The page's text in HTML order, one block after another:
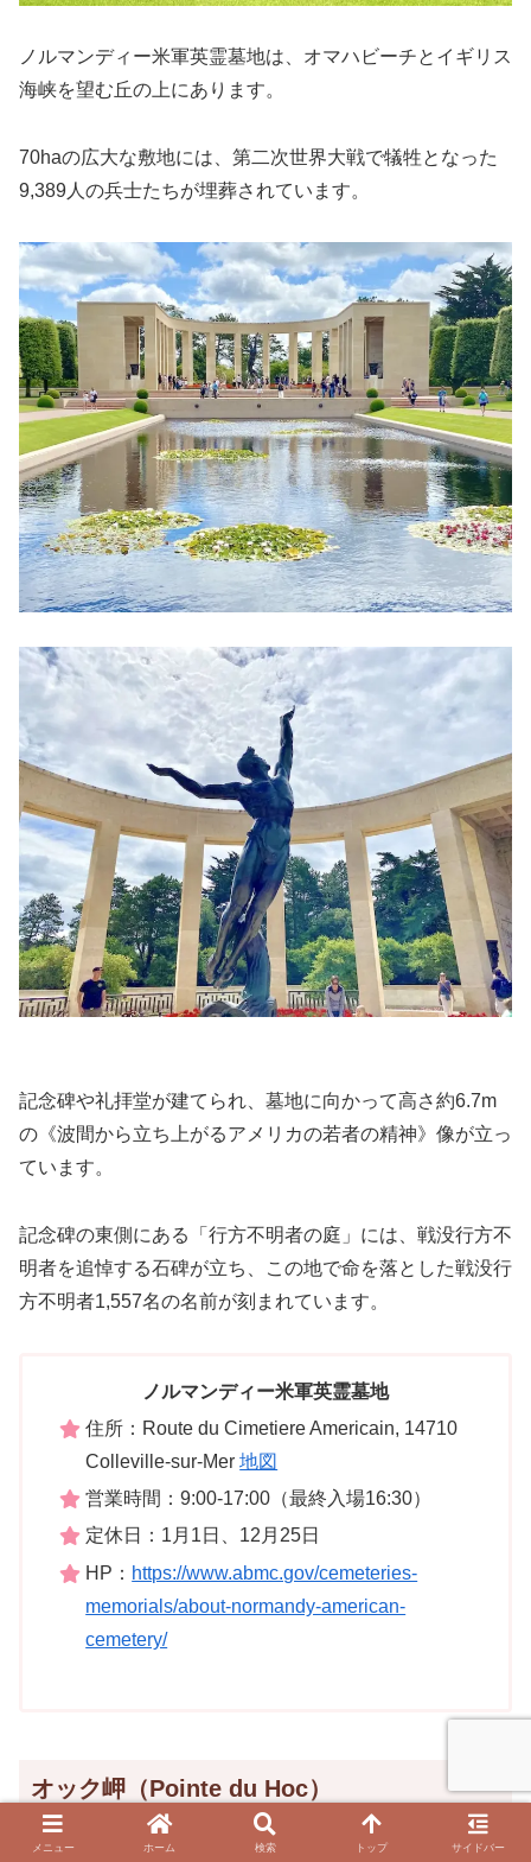
ノルマンディー米軍英霊墓地は、オマハビーチとイギリス
海峡を望む丘の上にあります。
70haの広大な敷地には、第二次世界大戦で犠牲となった
9,389人の兵士たちが埋葬されています。
記念碑や礼拝堂が建てられ、墓地に向かって高さ約6.7m
の《波間から立ち上がるアメリカの若者の精神》像が立っ
ています。
記念碑の東側にある「行方不明者の庭」には、戦没行方不
明者を追悼する石碑が立ち、この地で命を落とした戦没行
方不明者1,557名の名前が刻まれています。
ノルマンディー米軍英霊墓地
住所：Route du Cimetiere Americain, 14710
Colleville-sur-Mer地図
営業時間：9:00-17:00（最終入場16:30）
定休日：1月1日、12月25日
HP： https://www.abmc.gov/cemeteries-
memorials/about-normandy-american-
cemetery/
オック岬（Pointe du Hoc）
メニュー ホーム 検索 トップ サイドバー